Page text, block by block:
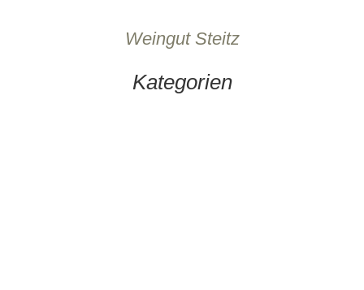
Weingut Steitz
Kategorien